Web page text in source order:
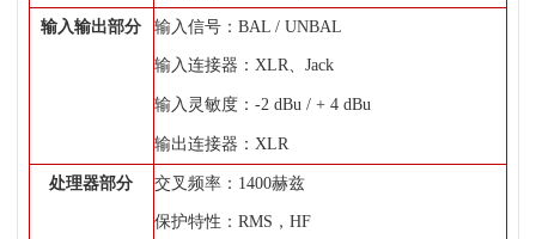
输入输出部分 输入信号：BAL / UNBAL
输入连接器：XLR、Jack
输入灵敏度：-2 dBu / + 4 dBu
输出连接器：XLR
处理器部分 交叉频率：1400赫兹
保护特性：RMS，HF